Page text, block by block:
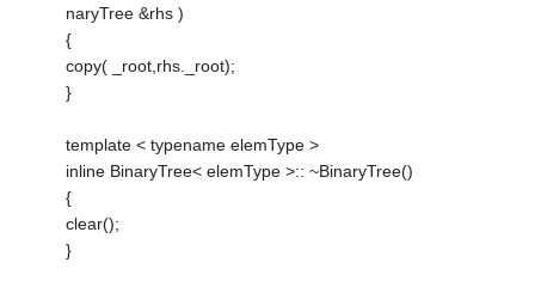
naryTree &rhs )
{
copy( _root,rhs._root);
}
template < typename elemType >
inline BinaryTree< elemType >:: ~BinaryTree()
{
clear();
}